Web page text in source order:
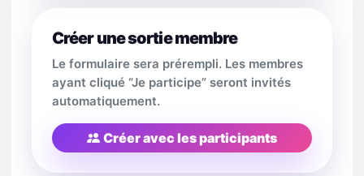
Créer une sortie membre
Le formulaire sera prérempli. Les membres
ayant cliqué “Je participe” seront invités
automatiquement.
Créer avec les participants